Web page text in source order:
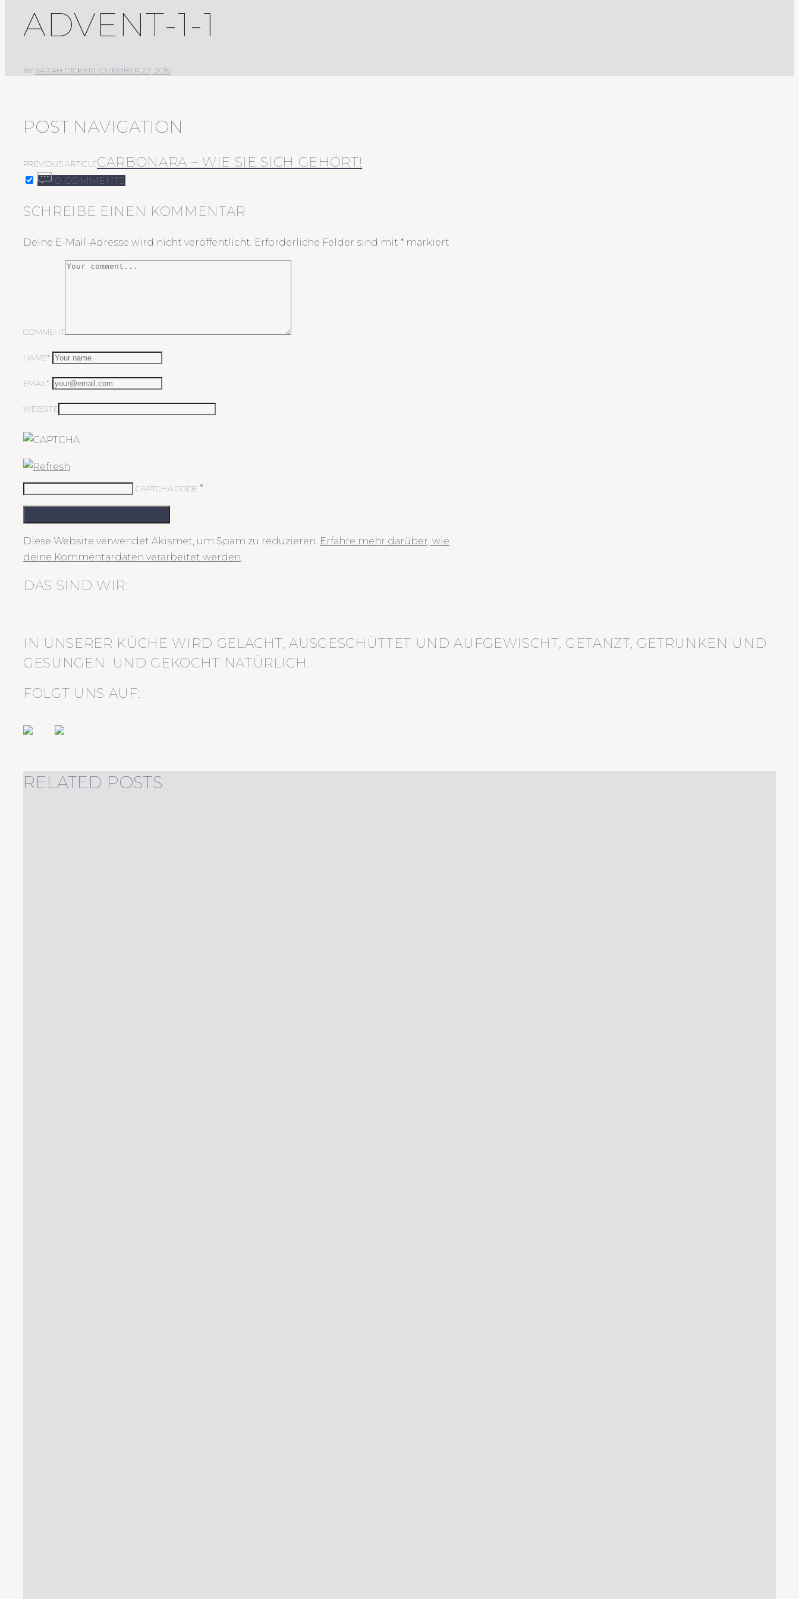
ADVENT-1-1
BY SARAH DICKERNOVEMBER 27, 2016
POST NAVIGATION
PREVIOUS ARTICLECARBONARA – WIE SIE SICH GEHÖRT!
0 COMMENTS
SCHREIBE EINEN KOMMENTAR
Deine E-Mail-Adresse wird nicht veröffentlicht. Erforderliche Felder sind mit * markiert
COMMENT
NAME*
EMAIL*
WEBSITE
CAPTCHA CODE *
Diese Website verwendet Akismet, um Spam zu reduzieren. Erfahre mehr darüber, wie
deine Kommentardaten verarbeitet werden.
DAS SIND WIR:
IN UNSERER KÜCHE WIRD GELACHT, AUSGESCHÜTTET UND AUFGEWISCHT, GETANZT, GETRUNKEN UND
GESUNGEN. UND GEKOCHT NATÜRLICH.
FOLGT UNS AUF:
RELATED POSTS